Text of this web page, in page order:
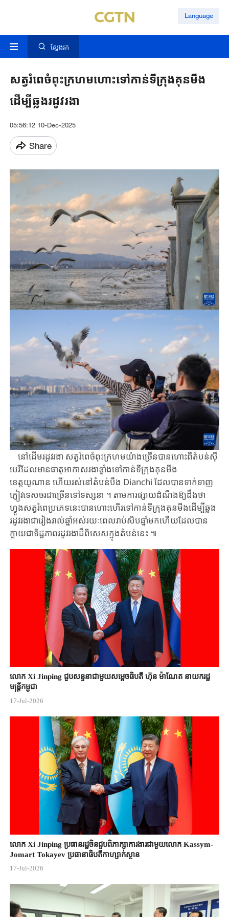
Language
ស្វែងរក
សត្វរំពេចំពុះក្រហមហោះទៅកាន់ទីក្រុងគុនមីង
ដើម្បីឆ្លងរដូវរងា
05:56:12 10-Dec-2025
Share
នៅដើមរដូវរងា ​សត្វរំពេចំពុះ​ក្រហម​យ៉ាង​​ច្រើន​​បានហោះ​ពីតំបន់ស៊ី
បេរី​ដែល​មាន​ធាតុ​អាកាស​រងាខ្លាំងទៅកាន់ទីក្រុងគុនមីង ​
ខេត្តយូណាន ​ហើយរស់នៅតំបន់បឹង ​Dianchi ​ដែល​បាន​ទាក់ទាញ
ភ្ញៀវទេសចរជាច្រើនទៅ​ទស្សនា ​។ ​តាម​ការផ្សាយ​ដំណឹង​ឱ្យ​ដឹង​ថា ​
ហ្វូង​សត្វ​រំពេ​ប្រភេទ​នេះ​បានហោះហើរទៅកាន់ទីក្រុងគុនមីងដើម្បី​ឆ្លង​
រដូវរងាជារៀងរាល់​ឆ្នាំ​អស់រយៈពេលរាប់​សិប​ឆ្នាំ​មកហើយ​ដែលបាន
ក្លាយជាទិដ្ឋភាព​រដូវរងា​ដ៏ពិសេស​ក្នុង​តំបន់​នេះ ​៕​
លោក Xi Jinping ជួបសន្ទនាជាមួយសម្តេចធិបតី ហ៊ុន ម៉ាណែត នាយករដ្ឋ
មន្ត្រីកម្ពុជា
17-Jul-2026
លោក Xi Jinping ប្រធានរដ្ឋចិន​ជួបពិភាក្សា​ការងារជាមួយ​លោក Kassym-
Jomart ​Tokayev ​ប្រធានាធិបតី​កាហ្សាក់ស្ថាន​
17-Jul-2026